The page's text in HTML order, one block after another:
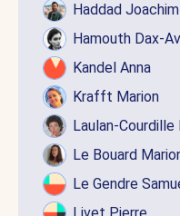
Haddad Joachim
Hamouth Dax-
Kandel Anna
Krafft Marion
Laulan-Courdille
Le Bouard
Le Gendre